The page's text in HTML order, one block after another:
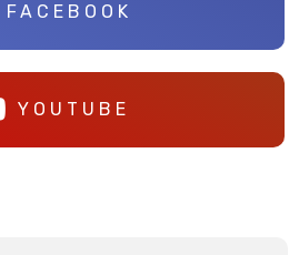
FACEBOOK
YOUTUBE